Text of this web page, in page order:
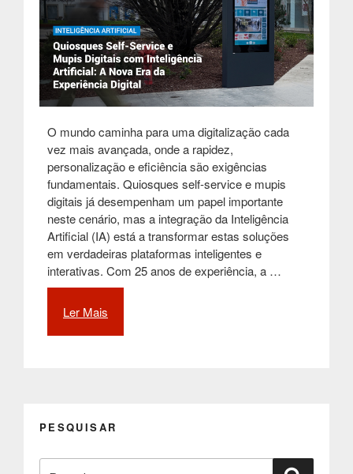
O mundo caminha para uma digitalização cada
vez mais avançada, onde a rapidez,
personalização e eficiência são exigências
fundamentais. Quiosques self-service e mupis
digitais já desempenham um papel importante
neste cenário, mas a integração da Inteligência
Artificial (IA) está a transformar estas soluções
em verdadeiras plataformas inteligentes e
interativas. Com 25 anos de experiência, a …
Ler Mais
Inteligência
PESQUISAR